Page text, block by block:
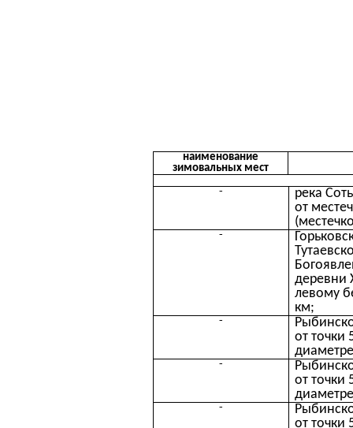
наименование
зимовальных мест
-
река
от
-
деревни
левому
км;
-
от точки
-
от точки
-
от точки